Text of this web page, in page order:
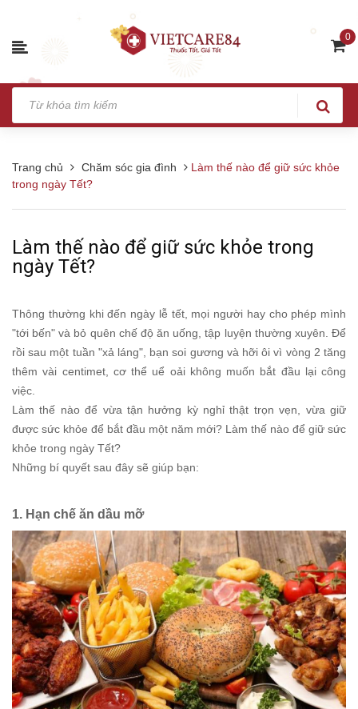
0
Trang chủ Chăm sóc gia đình
Làm thế nào để giữ sức khỏe
trong ngày Tết?
Làm thế nào để giữ sức khỏe trong
ngày Tết?
Thông thường khi đến ngày lễ tết, mọi người hay cho phép mình
"tới bến" và bỏ quên chế độ ăn uống, tập luyện thường xuyên. Để
rồi sau một tuần "xả láng", bạn soi gương và hỡi ôi vì vòng 2 tăng
thêm vài centimet, cơ thể uể oải không muốn bắt đầu lại công
việc.
Làm thế nào để vừa tận hưởng kỳ nghỉ thật trọn vẹn, vừa giữ
được sức khỏe để bắt đầu một năm mới? Làm thế nào để giữ sức
khỏe trong ngày Tết?
Những bí quyết sau đây sẽ giúp bạn:
1. Hạn chế ăn dầu mỡ